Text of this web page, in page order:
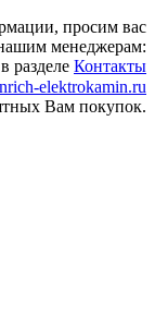
просим вас
менеджерам:
разделе Контакты
elektrokamin.ru
Вам покупок.